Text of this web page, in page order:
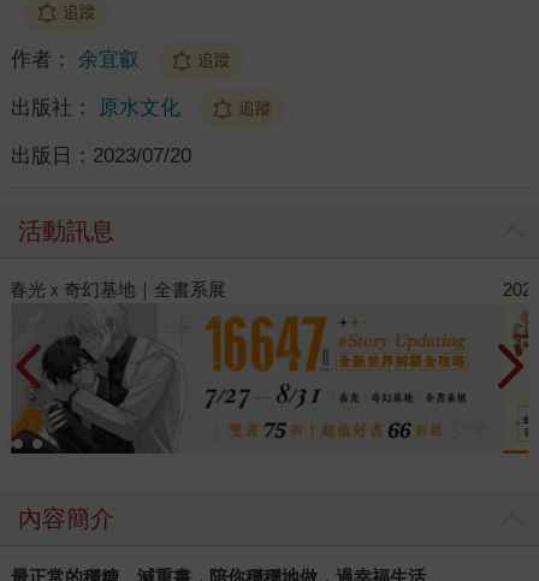
追蹤
作者： 余宜叡 追蹤
出版社： 原水文化 追蹤
出版日： 2023/07/20
活動訊息
2026金石堂暑假漫博〈你好，我吃一點〉第二波 金
內容簡介
最正常的穩糖、減重書，陪你穩穩地做，過幸福生活